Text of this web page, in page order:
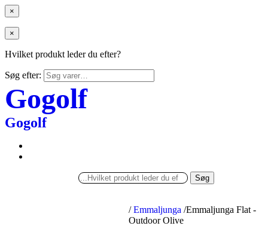
×
×
Hvilket produkt leder du efter?
Søg efter:
Gogolf
Gogolf
Søg
/ Emmaljunga /Emmaljunga Flat -
Outdoor Olive